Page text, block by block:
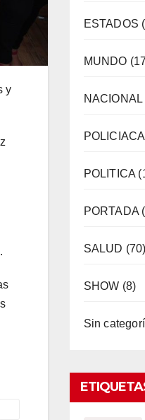
y
ESTADOS
MUNDO
NACIONAL
POLITICA
PORTADA
SALUD (70)
SHOW (8)
Sin